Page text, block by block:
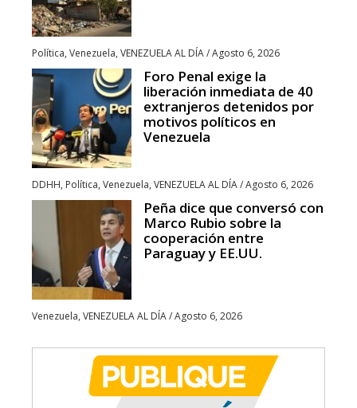
Política, Venezuela, VENEZUELA AL DÍA/Agosto 6, 2026
Foro Penal exige la
liberación inmediata de 40
extranjeros detenidos por
motivos políticos en
Venezuela
DDHH, Política, Venezuela, VENEZUELA AL DÍA/Agosto 6, 2026
Peña dice que conversó con
Marco Rubio sobre la
cooperación entre
Paraguay y EE.UU.
Venezuela, VENEZUELA AL DÍA/Agosto 6, 2026